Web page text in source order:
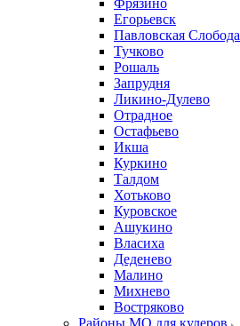
Фрязино
Егорьевск
Павловская Слобода
Тучково
Рошаль
Запрудня
Ликино-Дулево
Отрадное
Остафьево
Икша
Куркино
Талдом
Хотьково
Куровское
Ашукино
Власиха
Деденево
Малино
Михнево
Востряково
Районы МО для кулеров